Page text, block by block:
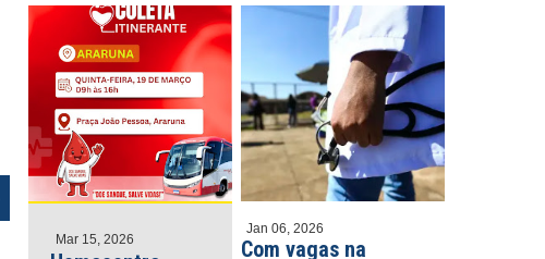
Mar 15, 2026
Jan 06, 2026
Com vagas na